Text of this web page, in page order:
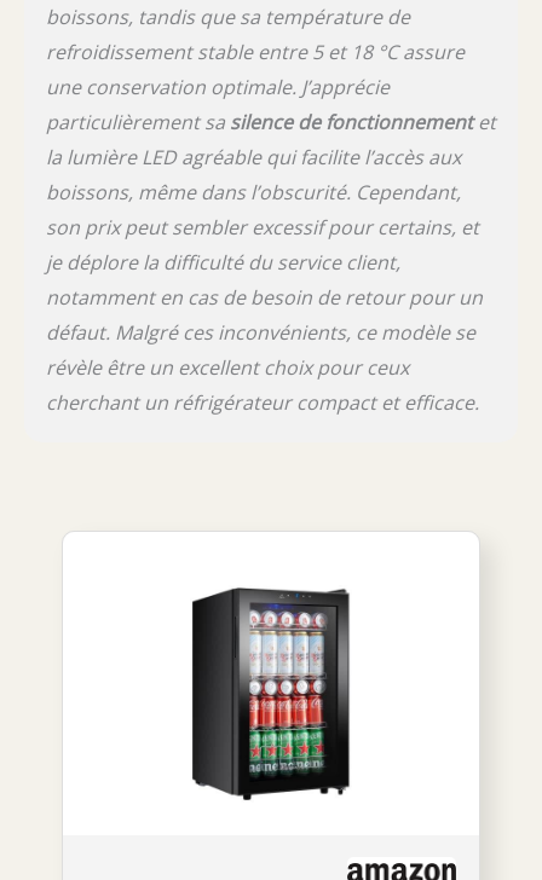
boissons, tandis que sa température de
refroidissement stable entre 5 et 18 °C assure
une conservation optimale. J’apprécie
particulièrement sa silence de fonctionnementet
la lumière LED agréable qui facilite l’accès aux
boissons, même dans l’obscurité. Cependant,
son prix peut sembler excessif pour certains, et
je déplore la difficulté du service client,
notamment en cas de besoin de retour pour un
défaut. Malgré ces inconvénients, ce modèle se
révèle être un excellent choix pour ceux
cherchant un réfrigérateur compact et efficace.